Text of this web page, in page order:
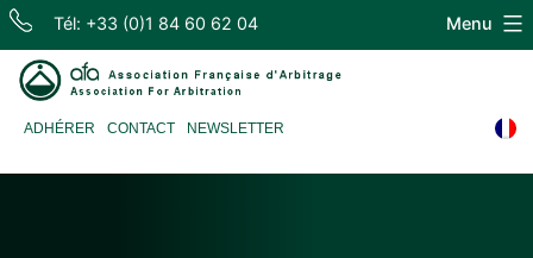
Skip
content
Tél: +33 (0)1 84 60 62 04
d'Arbitrage
ADHÉRER CONTACT NEWSLETTER
Menu